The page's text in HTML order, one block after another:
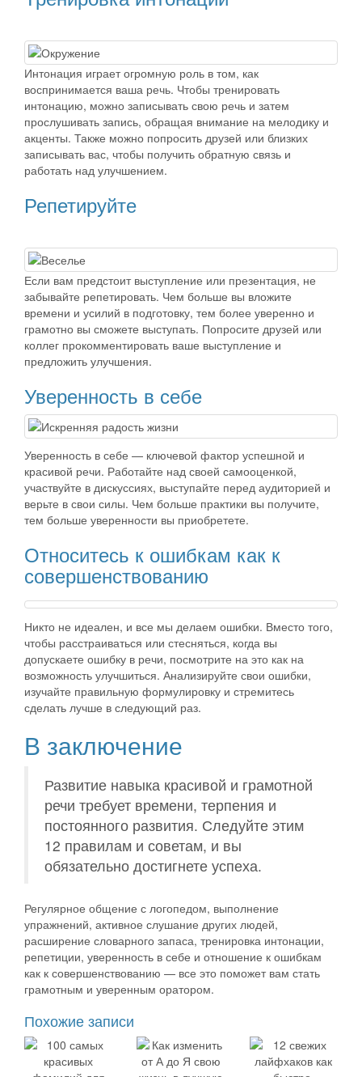
Интонация играет огромную роль в том, как
воспринимается ваша речь. Чтобы тренировать
интонацию, можно записывать свою речь и затем
прослушивать запись, обращая внимание на мелодику и
акценты. Также можно попросить друзей или близких
записывать вас, чтобы получить обратную связь и
работать над улучшением.
Репетируйте
Если вам предстоит выступление или презентация, не
забывайте репетировать. Чем больше вы вложите
времени и усилий в подготовку, тем более уверенно и
грамотно вы сможете выступать. Попросите друзей или
коллег прокомментировать ваше выступление и
предложить улучшения.
Уверенность в себе
Уверенность в себе — ключевой фактор успешной и
красивой речи. Работайте над своей самооценкой,
участвуйте в дискуссиях, выступайте перед аудиторией и
верьте в свои силы. Чем больше практики вы получите,
тем больше уверенности вы приобретете.
Относитесь к ошибкам как к
совершенствованию
Никто не идеален, и все мы делаем ошибки. Вместо того,
чтобы расстраиваться или стесняться, когда вы
допускаете ошибку в речи, посмотрите на это как на
возможность улучшиться. Анализируйте свои ошибки,
изучайте правильную формулировку и стремитесь
сделать лучше в следующий раз.
В заключение
Развитие навыка красивой и грамотной
речи требует времени, терпения и
постоянного развития. Следуйте этим
12 правилам и советам, и вы
обязательно достигнете успеха.
Регулярное общение с логопедом, выполнение
упражнений, активное слушание других людей,
расширение словарного запаса, тренировка интонации,
репетиции, уверенность в себе и отношение к ошибкам
как к совершенствованию — все это поможет вам стать
грамотным и уверенным оратором.
Похожие записи